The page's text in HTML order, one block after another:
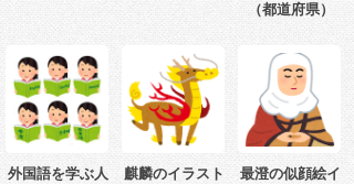
（都道府県）
外国語を学ぶ人
麒麟のイラスト
最澄の似顔絵イ